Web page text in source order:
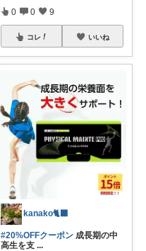
0 0 9
コレ いいね
kanako🐈‍⬛
#20%OFFクーポン 成長期の中
高生を支 ...